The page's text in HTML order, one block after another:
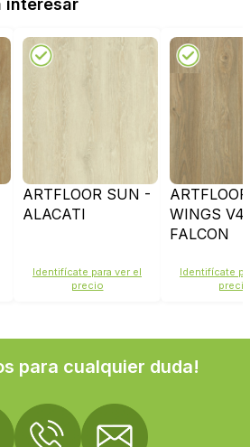
interesar
ARTFLOOR SUN -
ALACATI
Identifícate para ver el
precio
ARTFLOOR
WINGS V4
FALCON
Identifícate
precio
para cualquier duda!